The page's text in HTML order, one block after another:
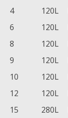
4
120L
6
120L
8
120L
9
120L
10
120L
12
120L
15
280L